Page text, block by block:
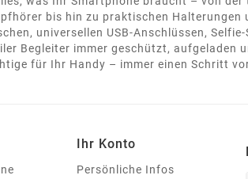
bis hin zu praktischen Halterungen
universellen USB-Anschlüssen, Selfie-
Begleiter immer geschützt, aufgeladen
für Ihr Handy – immer einen Schritt
Ihr Konto
Persönliche Infos